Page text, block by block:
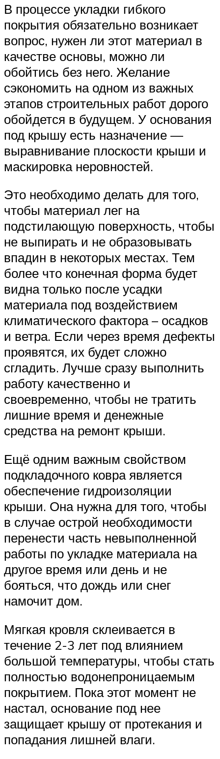
В процессе укладки гибкого
покрытия обязательно возникает
вопрос, нужен ли этот материал в
качестве основы, можно ли
обойтись без него. Желание
сэкономить на одном из важных
этапов строительных работ дорого
обойдется в будущем. У основания
под крышу есть назначение —
выравнивание плоскости крыши и
маскировка неровностей.
Это необходимо делать для того,
чтобы материал лег на
подстилающую поверхность, чтобы
не выпирать и не образовывать
впадин в некоторых местах. Тем
более что конечная форма будет
видна только после усадки
материала под воздействием
климатического фактора – осадков
и ветра. Если через время дефекты
проявятся, их будет сложно
сгладить. Лучше сразу выполнить
работу качественно и
своевременно, чтобы не тратить
лишние время и денежные
средства на ремонт крыши.
Ещё одним важным свойством
подкладочного ковра является
обеспечение гидроизоляции
крыши. Она нужна для того, чтобы
в случае острой необходимости
перенести часть невыполненной
работы по укладке материала на
другое время или день и не
бояться, что дождь или снег
намочит дом.
Мягкая кровля склеивается в
течение 2-3 лет под влиянием
большой температуры, чтобы стать
полностью водонепроницаемым
покрытием. Пока этот момент не
настал, основание под нее
защищает крышу от протекания и
попадания лишней влаги.